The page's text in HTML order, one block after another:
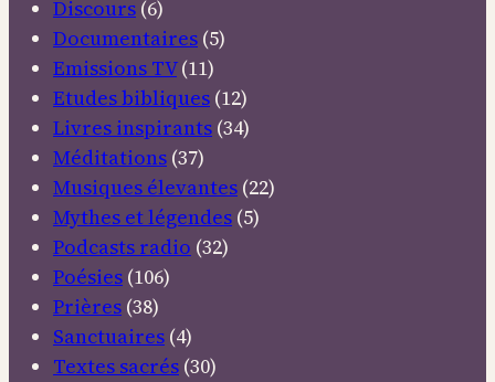
Discours (6)
Documentaires (5)
Emissions TV(11)
Etudes bibliques (12)
Livres inspirants (34)
Méditations (37)
Musiques élevantes (22)
Mythes et légendes (5)
Podcasts radio (32)
Poésies (106)
Prières (38)
Sanctuaires (4)
Textes sacrés (30)